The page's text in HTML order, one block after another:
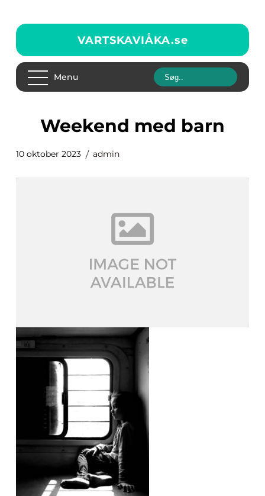
VARTSKAVIÅKA.se
Menu
weekend med barn
10 oktober 2023 admin